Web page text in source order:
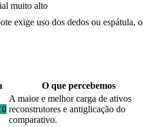
muito alto
exige uso dos dedos ou espátula, o
O que percebemos
A maior e melhor carga de ativos
reconstrutores e antiglicação do
comparativo.